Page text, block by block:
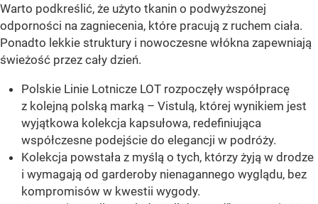
Warto podkreślić, że użyto tkanin o podwyższonej
odporności na zagniecenia, które pracują z ruchem ciała.
Ponadto lekkie struktury i nowoczesne włókna zapewniają
świeżość przez cały dzień.
Polskie Linie Lotnicze LOT rozpoczęły współpracę
z kolejną polską marką – Vistulą, której wynikiem jest
wyjątkowa kolekcja kapsułowa, redefiniująca
współczesne podejście do elegancji w podróży.
Kolekcja powstała z myślą o tych, którzy żyją w drodze
i wymagają od garderoby nienagannego wyglądu, bez
kompromisów w kwestii wygody.